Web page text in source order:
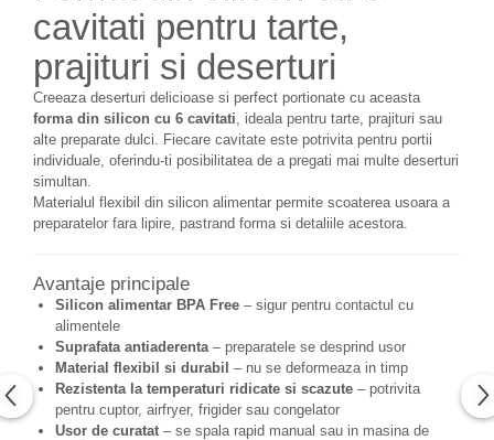
cavitati pentru tarte,
prajituri si deserturi
Creeaza deserturi delicioase si perfect portionate cu aceasta
forma din silicon cu 6 cavitati , ideala pentru tarte, prajituri sau
alte preparate dulci. Fiecare cavitate este potrivita pentru portii
individuale, oferindu-ti posibilitatea de a pregati mai multe deserturi
simultan.
Materialul flexibil din silicon alimentar permite scoaterea usoara a
preparatelor fara lipire, pastrand forma si detaliile acestora.
Avantaje principale
Silicon alimentar BPA Free – sigur pentru contactul cu
alimentele
Suprafata antiaderenta – preparatele se desprind usor
Material flexibil si durabil – nu se deformeaza in timp
Rezistenta la temperaturi ridicate si scazute – potrivita
pentru cuptor, airfryer, frigider sau congelator
Usor de curatat – se spala rapid manual sau in masina de